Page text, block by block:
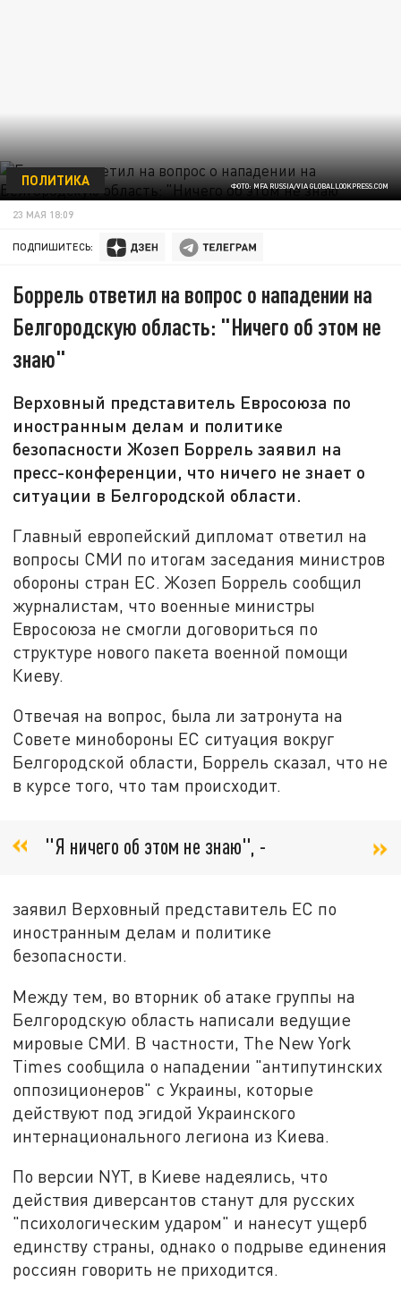
ФОТО: MFA RUSSIA/VIA GLOBALLOOKPRESS.COM
ПОЛИТИКА
23 МАЯ 18:09
ПОДПИШИТЕСЬ:
Боррель ответил на вопрос о нападении на
Белгородскую область: "Ничего об этом не
знаю"
Верховный представитель Евросоюза по
иностранным делам и политике
безопасности Жозеп Боррель заявил на
пресс-конференции, что ничего не знает о
ситуации в Белгородской области.
Главный европейский дипломат ответил на
вопросы СМИ по итогам заседания министров
обороны стран ЕС. Жозеп Боррель сообщил
журналистам, что военные министры
Евросоюза не смогли договориться по
структуре нового пакета военной помощи
Киеву.
Отвечая на вопрос, была ли затронута на
Совете минобороны ЕС ситуация вокруг
Белгородской области, Боррель сказал, что не
в курсе того, что там происходит.
"Я ничего об этом не знаю", -
заявил Верховный представитель ЕC по
иностранным делам и политике
безопасности.
Между тем, во вторник об атаке группы на
Белгородскую область написали ведущие
мировые СМИ. В частности, The New York
Times сообщила о нападении "антипутинских
оппозиционеров" с Украины, которые
действуют под эгидой Украинского
интернационального легиона из Киева.
По версии NYT, в Киеве надеялись, что
действия диверсантов станут для русских
"психологическим ударом" и нанесут ущерб
единству страны, однако о подрыве единения
россиян говорить не приходится.